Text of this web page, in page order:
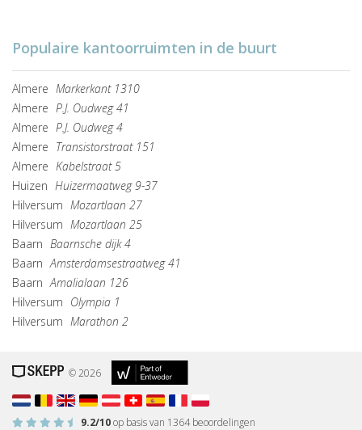
Populaire kantoorruimten in de buurt
Almere Markerkant 1310
Almere P.J. Oudweg 41
Almere P.J. Oudweg 4
Almere Transistorstraat 151
Almere Kabelstraat 5
Huizen Huizermaatweg 9-37
Hilversum Mozartlaan 27
Hilversum Mozartlaan 25
Baarn Baarnsche dijk 4
Baarn Amsterdamsestraatweg 41
Baarn Amalialaan 126
Hilversum Olympia 1
Hilversum Marathon 2
© 2026
9.2/10op basis van 1364beoordelingen